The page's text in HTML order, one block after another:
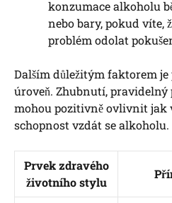
konzumace alkoholu
nebo bary, pokud víte,
problém odolat
Dalším důležitým faktorem
úroveň. Zhubnutí, pravidelný
mohou pozitivně ovlivnit jak
schopnost vzdát se
Prvek zdravého
životního stylu